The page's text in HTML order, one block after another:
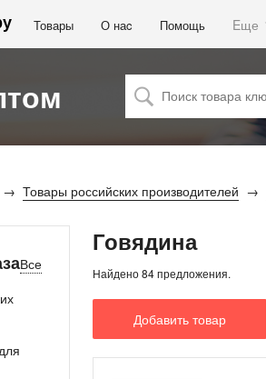
Товары О наc Помощь Eще
Товары российских производителей
Все
Говядина
Найдено 84 предложения.
Добавить товар